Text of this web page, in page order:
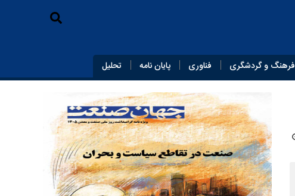
فرهنگ و گردشگری فناوری پایان‌ نامه تحلیل